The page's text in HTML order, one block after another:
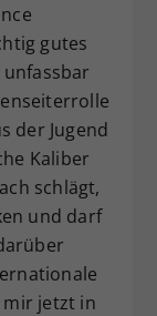
gutes
der Jugend
Kaliber
schlägt,
und darf
mir jetzt in